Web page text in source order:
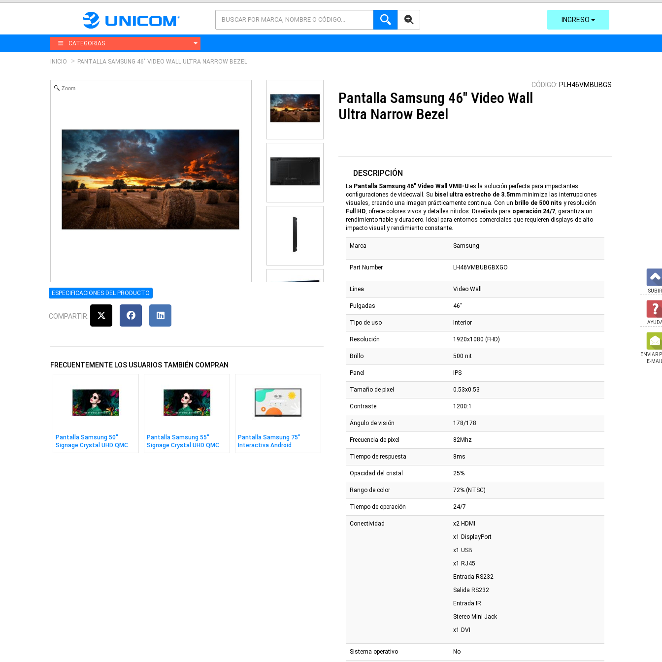
AVANZADA INGRESO
CATEGORIAS
INICIO PANTALLA SAMSUNG 46" VIDEO WALL ULTRA NARROW BEZEL
Zoom
ESPECIFICACIONES DEL PRODUCTO
COMPARTIR:
FRECUENTEMENTE LOS USUARIOS TAMBIÉN COMPRAN
Pantalla Samsung 50"
Signage Crystal UHD QMC
Pantalla Samsung 55"
Signage Crystal UHD QMC
Pantalla Samsung 75"
Interactiva Android
CÓDIGO: PLH46VMBUBGS
Pantalla Samsung 46" Video Wall
Ultra Narrow Bezel
DESCRIPCIÓN
La Pantalla Samsung 46" Video Wall VMB-U es la solución perfecta para impactantes
configuraciones de videowall. Su bisel ultra estrecho de 3.5mm minimiza las interrupciones
visuales, creando una imagen prácticamente continua. Con un brillo de 500 nits y resolución
Full HD , ofrece colores vivos y detalles nítidos. Diseñada para operación 24/7 , garantiza un
rendimiento fiable y duradero. Ideal para entornos comerciales que requieren displays de alto
impacto visual y rendimiento constante.
Marca Samsung
Part Number LH46VMBUBGBXGO
Línea Video Wall
Pulgadas 46"
Tipo de uso Interior
Resolución 1920x1080 (FHD)
Brillo 500 nit
Panel IPS
Tamaño de pixel 0.53x0.53
Contraste 1200:1
Ángulo de visión 178/178
Frecuencia de pixel 82Mhz
Tiempo de respuesta 8ms
Opacidad del cristal 25%
Rango de color 72% (NTSC)
Tiempo de operación 24/7
Conectividad
x2 HDMI
x1 DisplayPort
x1 USB
x1 RJ45
Entrada RS232
Salida RS232
Entrada IR
Stereo Mini Jack
x1 DVI
Sistema operativo No
SUBIR
ENVIAR
E-